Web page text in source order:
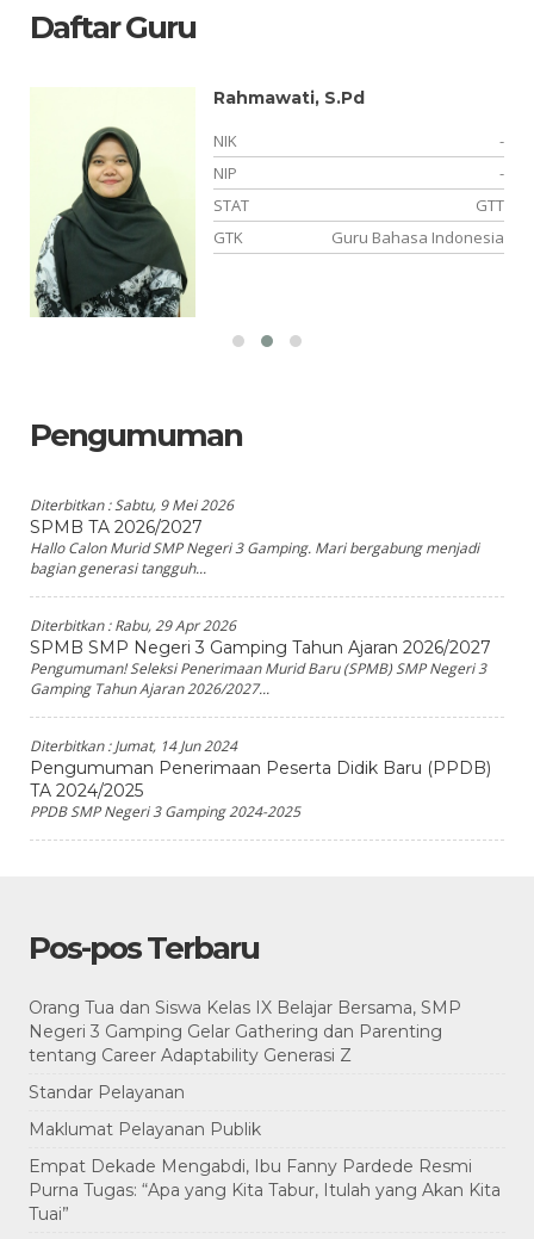
Daftar Guru
Rahmawati, S.Pd
NIK
-
NIP
-
STAT
GTT
GTK
Guru Bahasa Indonesia
Pengumuman
Diterbitkan :Sabtu, 9 Mei 2026
SPMB TA 2026/2027
Hallo Calon Murid SMP Negeri 3 Gamping. Mari bergabung menjadi
bagian generasi tangguh...
Diterbitkan :Rabu, 29 Apr 2026
SPMB SMP Negeri 3 Gamping Tahun Ajaran 2026/2027
Pengumuman! Seleksi Penerimaan Murid Baru (SPMB) SMP Negeri 3
Gamping Tahun Ajaran 2026/2027...
Diterbitkan :Jumat, 14 Jun 2024
Pengumuman Penerimaan Peserta Didik Baru (PPDB)
TA 2024/2025
PPDB SMP Negeri 3 Gamping 2024-2025
Pos-pos Terbaru
Orang Tua dan Siswa Kelas IX Belajar Bersama, SMP
Negeri 3 Gamping Gelar Gathering dan Parenting
tentang Career Adaptability Generasi Z
Standar Pelayanan
Maklumat Pelayanan Publik
Empat Dekade Mengabdi, Ibu Fanny Pardede Resmi
Purna Tugas: “Apa yang Kita Tabur, Itulah yang Akan Kita
Tuai”